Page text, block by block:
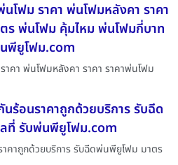
ฟม ราคา พ่นโฟมหลังคา ราคา
ร พ่นโฟม คุ้มไหม พ่นโฟมกี่บาท
พียูโฟม.com
คา พ่นโฟมหลังคา ราคา ราคาพ่นโฟม
ร้อนราคาถูกด้วยบริการ รับฉีด
ที่ รับพ่นพียูโฟม.com
าถูกด้วยบริการ รับฉีดพ่นพียูโฟม มาตร